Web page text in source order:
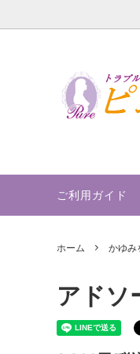
その他のお
ご利用ガイド
ホーム かゆみ
アドソ